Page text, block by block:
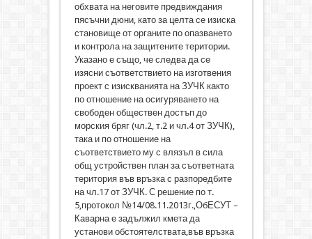
обхвата на неговите предвиждания
пясъчни дюни, като за целта се изиска
становище от органите по опазването
и контрола на защитените територии.
Указано е също, че следва да се
изясни съответствието на изготвения
проект с изискванията на ЗУЧК както
по отношение на осигуряването на
свободен обществен достъп до
морския бряг (чл.2, т.2 и чл.4 от ЗУЧК),
така и по отношение на
съответствието му с влязъл в сила
общ устройствен план за съответната
територия във връзка с разпоредбите
на чл.17 от ЗУЧК. С решение по т.
5,протокол №14/08.11.2013г.,ОбЕСУТ –
Каварна е задължил кмета да
установи обстоятелствата,във връзка